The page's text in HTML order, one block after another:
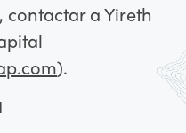
a Yireth
).